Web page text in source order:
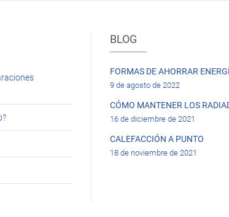
BLOG
FORMAS DE AHORRAR
9 de agosto de 2022
CÓMO MANTENER LOS
16 de diciembre de 2021
CALEFACCIÓN A PUNTO
18 de noviembre de 2021